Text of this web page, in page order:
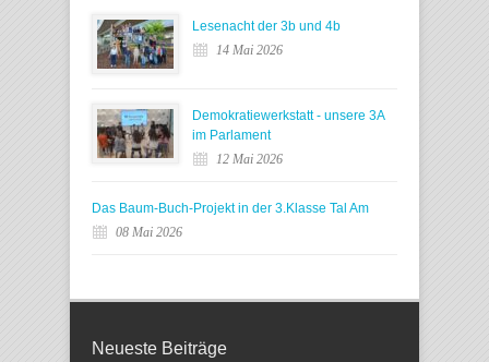
Lesenacht der 3b und 4b
14 Mai 2026
Demokratiewerkstatt - unsere 3A
im Parlament
12 Mai 2026
Das Baum-Buch-Projekt in der 3.Klasse Tal Am
08 Mai 2026
Neueste Beiträge